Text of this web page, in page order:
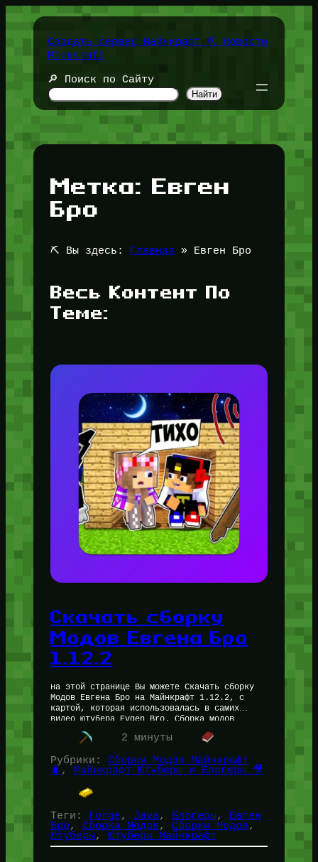
Перейти
содержимомуСоздать сервер Майнкрафт ⛏️ Новости
Minecraft
🔎 Поиск по Сайту
Найти
Метка: Евген
Бро
⛏️ Вы здесь: Главная » Евген Бро
Весь Контент По
Теме:
Скачать сборку
Модов Евгена Бро
1.12.2
на этой странице Вы можете Скачать сборку
Модов Евгена Бро на Майнкрафт 1.12.2, с
картой, которая использовалась в самих
видео ютубера Evgen Bro. Сборка модов
добавляет игровое оружие, постройки, мобов,
2 минуты
Рубрики: Сборки Модов Майнкрафт
🧳 , Майнкрафт Ютуберы и Блогеры 🎥
Теги: Forge, Java, Блогеры,
Евген
Бро, Сборка Модов, Сборки Модов
Ютуберы, Ютуберы Майнкрафт